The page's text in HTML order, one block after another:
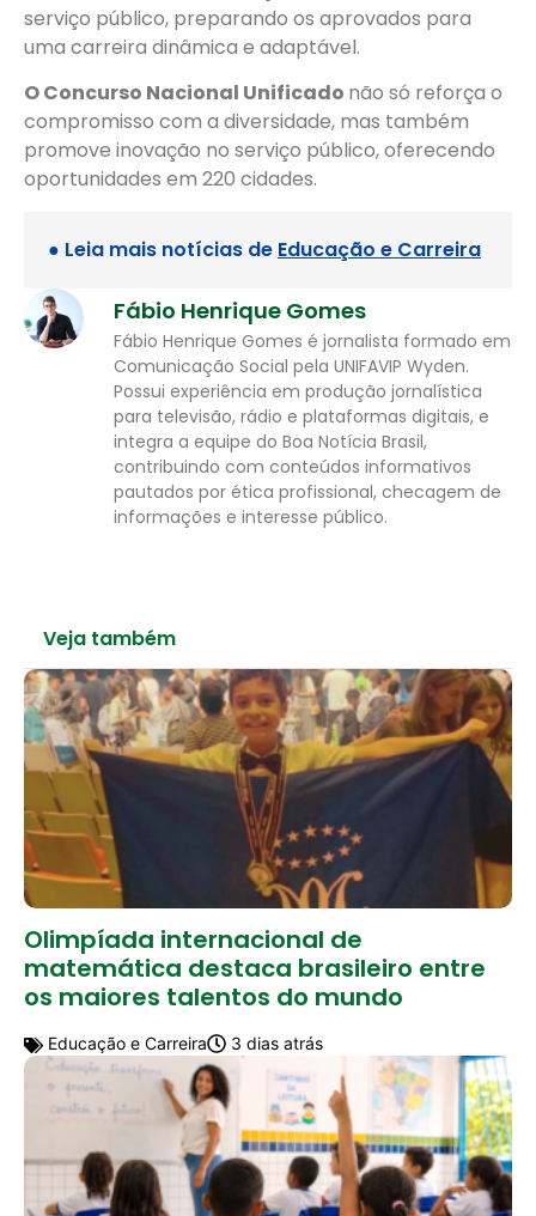
serviço público, preparando os aprovados para
uma carreira dinâmica e adaptável.
O Concurso Nacional Unificado não só reforça o
compromisso com a diversidade, mas também
promove inovação no serviço público, oferecendo
oportunidades em 220 cidades.
● Leia mais notícias de Educação e Carreira
Fábio Henrique Gomes
Fábio Henrique Gomes é jornalista formado em
Comunicação Social pela UNIFAVIP Wyden.
Possui experiência em produção jornalística
para televisão, rádio e plataformas digitais, e
integra a equipe do Boa Notícia Brasil,
contribuindo com conteúdos informativos
pautados por ética profissional, checagem de
informações e interesse público.
Veja também
Olimpíada internacional de
matemática destaca brasileiro entre
os maiores talentos do mundo
Educação e Carreira 3 dias atrás